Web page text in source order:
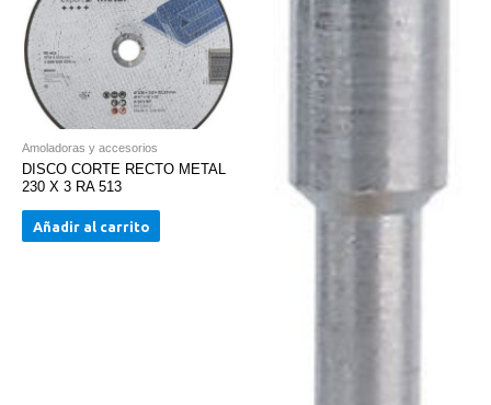
Amoladoras y accesorios
DISCO CORTE RECTO METAL
230 X 3 RA 513
Añadir al carrito